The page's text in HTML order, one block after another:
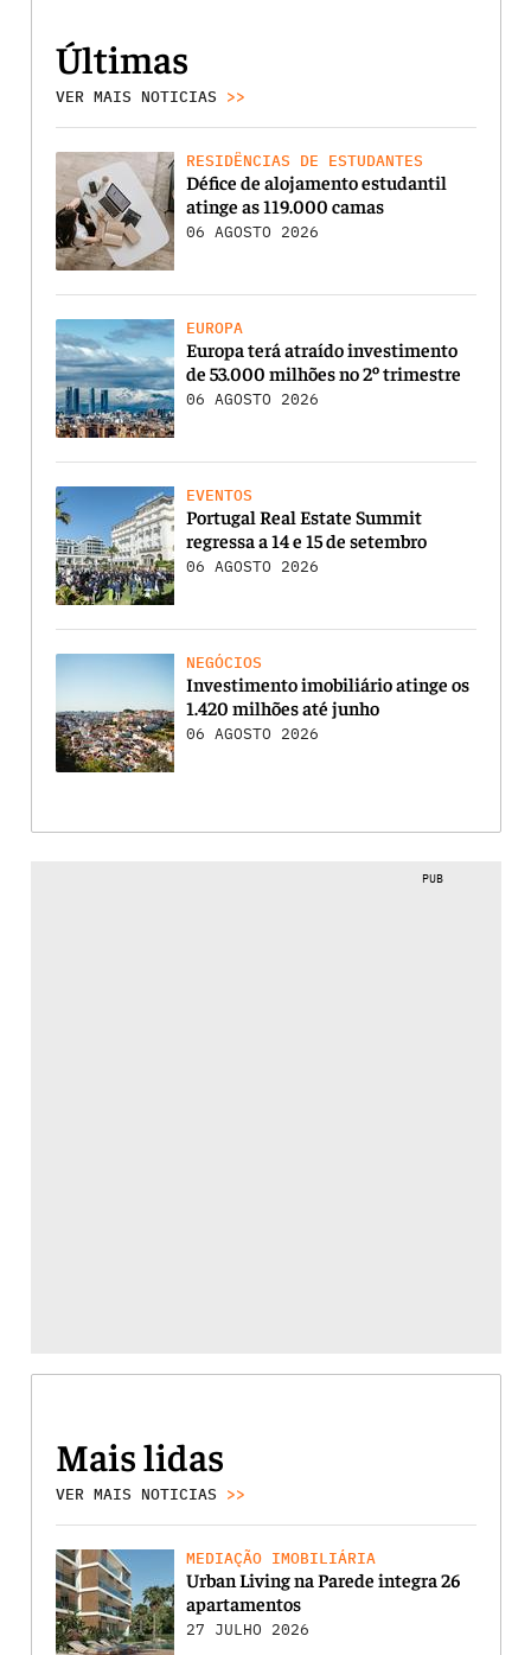
Últimas
VER MAIS NOTICIAS >>
RESIDÊNCIAS DE ESTUDANTES
Défice de alojamento estudantil
atinge as 119.000 camas
06 AGOSTO 2026
EUROPA
Europa terá atraído investimento
de 53.000 milhões no 2º trimestre
06 AGOSTO 2026
EVENTOS
Portugal Real Estate Summit
regressa a 14 e 15 de setembro
06 AGOSTO 2026
NEGÓCIOS
Investimento imobiliário atinge os
1.420 milhões até junho
06 AGOSTO 2026
PUB
Mais lidas
VER MAIS NOTICIAS >>
MEDIAÇÃO IMOBILIÁRIA
Urban Living na Parede integra 26
apartamentos
27 JULHO 2026